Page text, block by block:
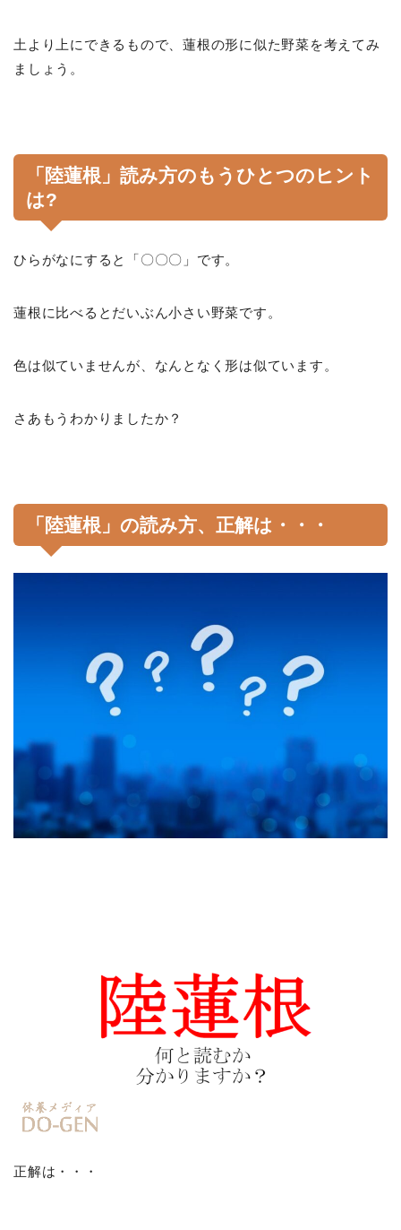
土より上にできるもので、蓮根の形に似た野菜を考えてみ
ましょう。
「陸蓮根」読み方のもうひとつのヒント
は?
ひらがなにすると「〇〇〇」です。
蓮根に比べるとだいぶん小さい野菜です。
色は似ていませんが、なんとなく形は似ています。
さあもうわかりましたか？
「陸蓮根」の読み方、正解は・・・
正解は・・・